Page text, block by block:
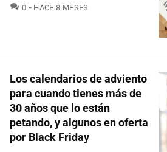
0 COMENTARIOS
HACE 8 MESES
Los calendarios de adviento
para cuando tienes más de
30 años que lo están
petando, y algunos en oferta
por Black Friday